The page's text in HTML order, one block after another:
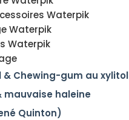
Waterpik
Waterpik
Waterpik
Chewing-gum au xylitol
mauvaise haleine
Quinton)